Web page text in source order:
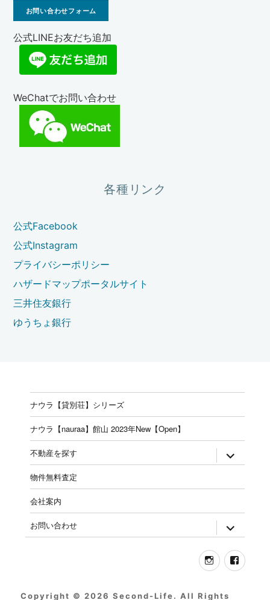
お問い合わせフォーム
公式LINEお友だち追加
WeChatでお問い合わせ
各種リンク
公式Facebook
公式Instagram
プライバシーポリシー
ハザードマップポータルサイト
三井住友銀行
ゆうちょ銀行
ナウラ【貸別荘】シリーズ
ナウラ【nauraa】館山 2023年New【Open】
不動産を探す expand
child
物件無料査定
会社案内
お問い合わせ expand
child
Instagram
Copyright © 2026 Second-Life. All Rights